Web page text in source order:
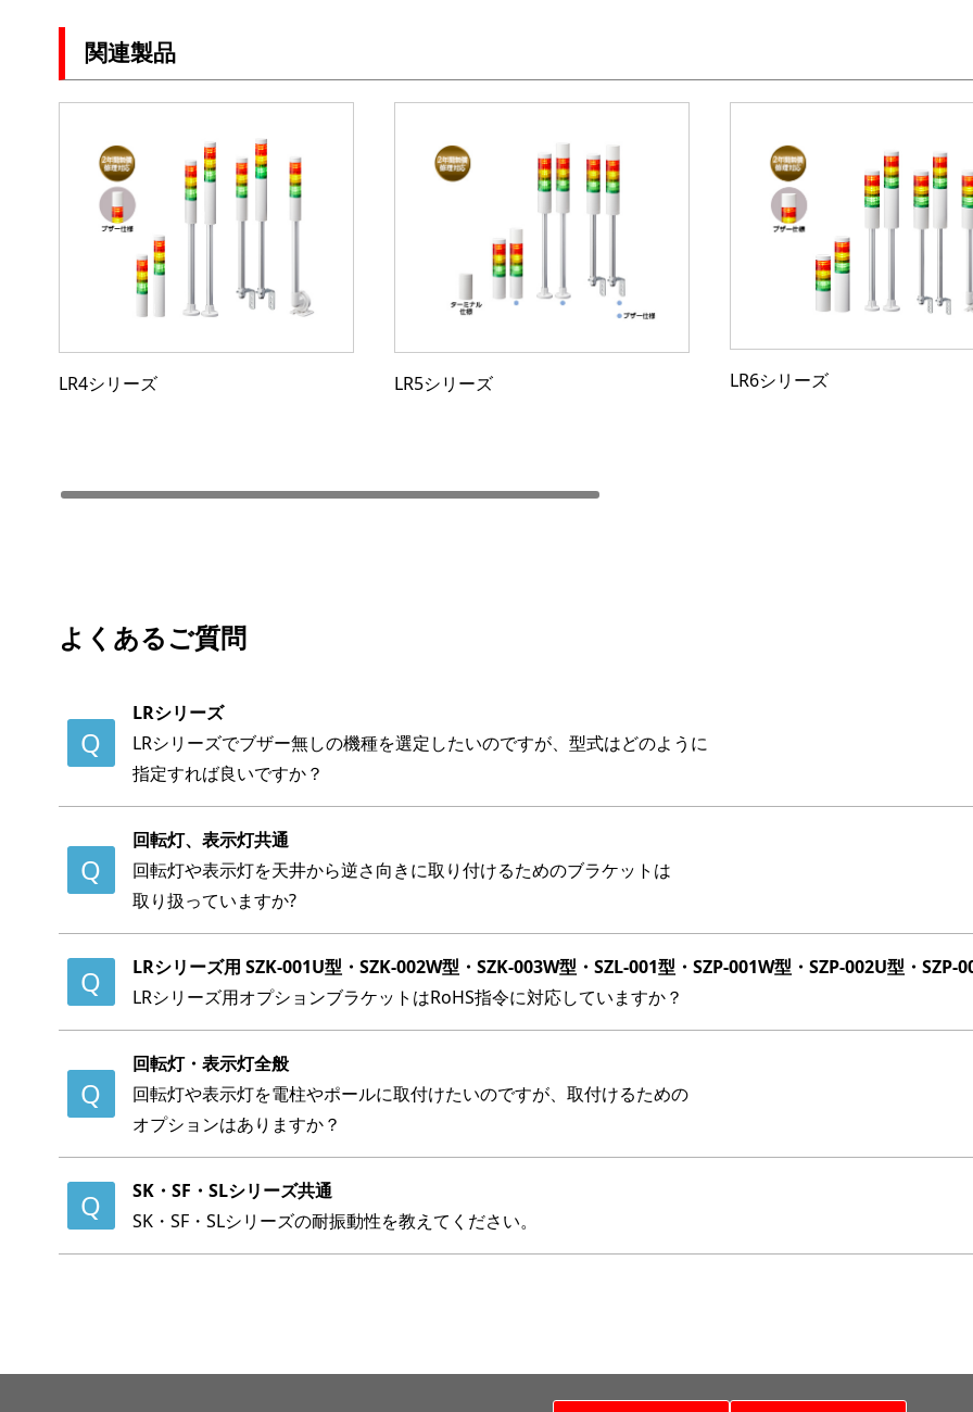
関連製品
LR4シリーズ LR5シリーズ LR6シリーズ
よくあるご質問
LRシリーズ
LRシリーズでブザー無しの機種を選定したいのですが、型式はどのように
指定すれば良いですか？
回転灯、表示灯共通
回転灯や表示灯を天井から逆さ向きに取り付けるためのブラケットは
取り扱っていますか?
LRシリーズ用 SZK-001U型・SZK-002W型・SZK-003W型・SZL-001型・SZP-001W型・SZP-002U型・SZP-
LRシリーズ用オプションブラケットはRoHS指令に対応していますか？
回転灯・表示灯全般
回転灯や表示灯を電柱やポールに取付けたいのですが、取付けるための
オプションはありますか？
SK・SF・SLシリーズ共通
SK・SF・SLシリーズの耐振動性を教えてください。